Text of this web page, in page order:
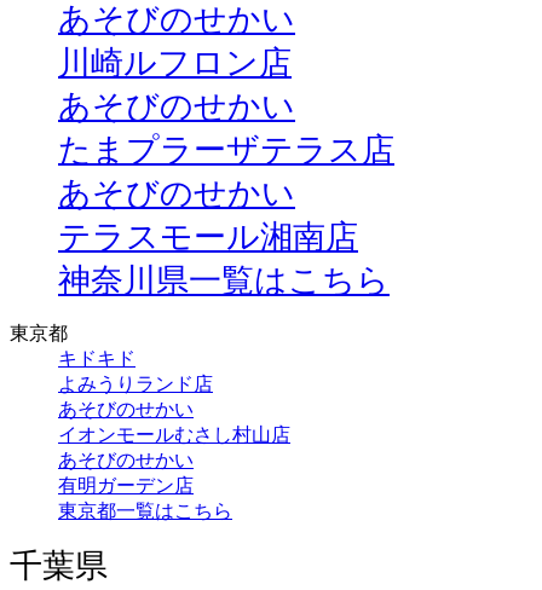
あそびのせかい
川崎ルフロン店
あそびのせかい
たまプラーザテラス店
あそびのせかい
テラスモール湘南店
神奈川県一覧はこちら
東京都
キドキド
よみうりランド店
あそびのせかい
イオンモールむさし村山店
あそびのせかい
有明ガーデン店
東京都一覧はこちら
千葉県